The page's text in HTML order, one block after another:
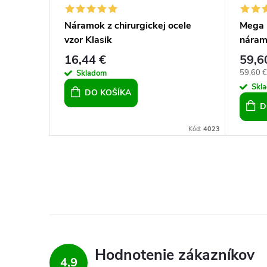
Náramok z chirurgickej ocele
vzor Klasik
16,44 €
Skladom
DO KOŠÍKA
Kód: 4023
cena:
59,60
4,9 Hodnotenie zákazníkov